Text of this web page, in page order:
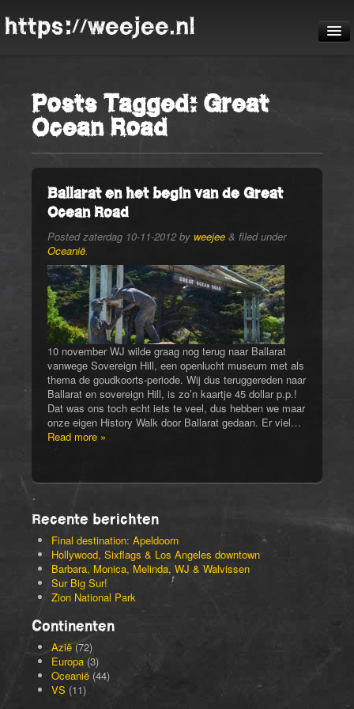
https://weejee.nl
Blog
Pheauteaux
De route
Posts Tagged:Great
Ocean Road
Ballarat en het begin van de Great
Ocean Road
Postedzaterdag 10-11-2012by weejee & filed under
Oceanië.
10 november WJ wilde graag nog terug naar Ballarat
vanwege Sovereign Hill, een openlucht museum met als
thema de goudkoorts-periode. Wij dus teruggereden naar
Ballarat en sovereign Hill, is zo’n kaartje 45 dollar p.p.!
Dat was ons toch echt iets te veel, dus hebben we maar
onze eigen History Walk door Ballarat gedaan. Er viel…
Read more »
Recente berichten
Final destination: Apeldoorn
Hollywood, Sixflags & Los Angeles downtown
Barbara, Monica, Melinda, WJ & Walvissen
Sur Big Sur!
Zion National Park
Continenten
Azië(72)
Europa (3)
Oceanië (44)
VS (11)